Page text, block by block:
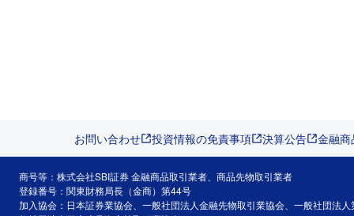
お問い合わせ 投資情報の免責事項 決算公告 金融
商号等：株式会社SBI証券 金融商品取引業者、商品先物取引業者
登録番号：関東財務局長（金商）第44号
加入協会：日本証券業協会、一般社団法人金融先物取引業協会、一般社団法